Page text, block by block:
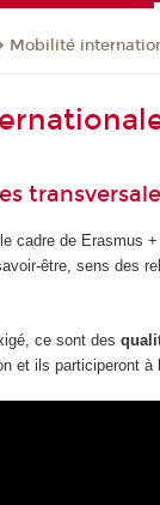
Mobilité
cadre de Erasmus
être, sens des
ce sont des
et ils participeront à